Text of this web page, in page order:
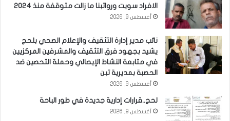
الافراد سويت ورواتبنا ما زالت متوقفة منذ 2024
أغسطس 9, 2026
نائب مدير إدارة التثقيف والإعلام الصحي بلحج
يشيد بجهود فرق التثقيف والمشرفين المركزيين
في متابعة النشاط الإيصالي وحملة التحصين ضد
الحصبة بمديرية تبن
أغسطس 9, 2026
لحج..قرارات إدارية جديدة في طور الباحة
أغسطس 9, 2026